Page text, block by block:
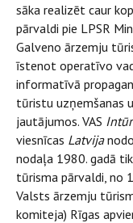
sāka realizēt caur
pārvaldi pie LPSR
Galveno ārzemju
īstenot operatīvo
informatīvā
tūristu uzņemšanas
jautājumos. VAS
viesnīcas Latvija
nodaļa 1980. gadā
tūrisma pārvaldi, no
Valsts ārzemju
komiteja) Rīgas